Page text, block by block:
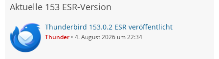
Aktuelle 153 ESR-Version
Thunderbird 153.0.2 ESR veröffentlicht
Thunder 4. August 2026 um 22:34